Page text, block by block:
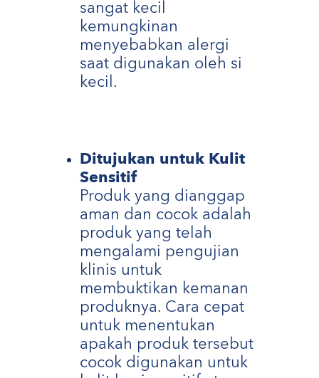
sangat kecil
kemungkinan
menyebabkan alergi
saat digunakan oleh si
kecil.
Ditujukan untuk Kulit
Sensitif
Produk yang dianggap
aman dan cocok adalah
produk yang telah
mengalami pengujian
klinis untuk
membuktikan kemanan
produknya. Cara cepat
untuk menentukan
apakah produk tersebut
cocok digunakan untuk